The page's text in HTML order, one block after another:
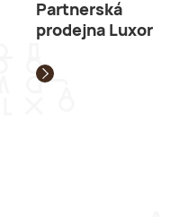
Partnerská
prodejna Luxor